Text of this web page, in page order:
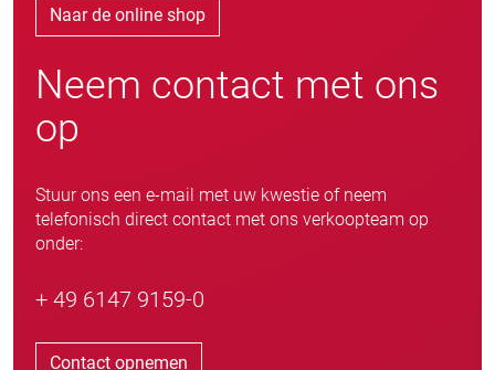
Naar de online shop
Neem contact met ons
op
Stuur ons een e-mail met uw kwestie of neem
telefonisch direct contact met ons verkoopteam op
onder:
+ 49 6147 9159-0
Contact opnemen